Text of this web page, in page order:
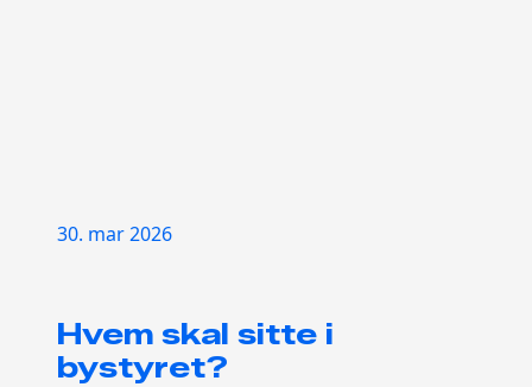
30. mar 2026
Hvem skal sitte i
bystyret?